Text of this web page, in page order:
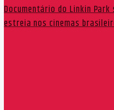
Documentário do Linkin
estreia nos cinemas